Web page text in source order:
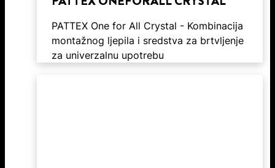
PATTEX One for All Crystal - Kombinacija
montažnog ljepila i sredstva za brtvljenje
za univerzalnu upotrebu